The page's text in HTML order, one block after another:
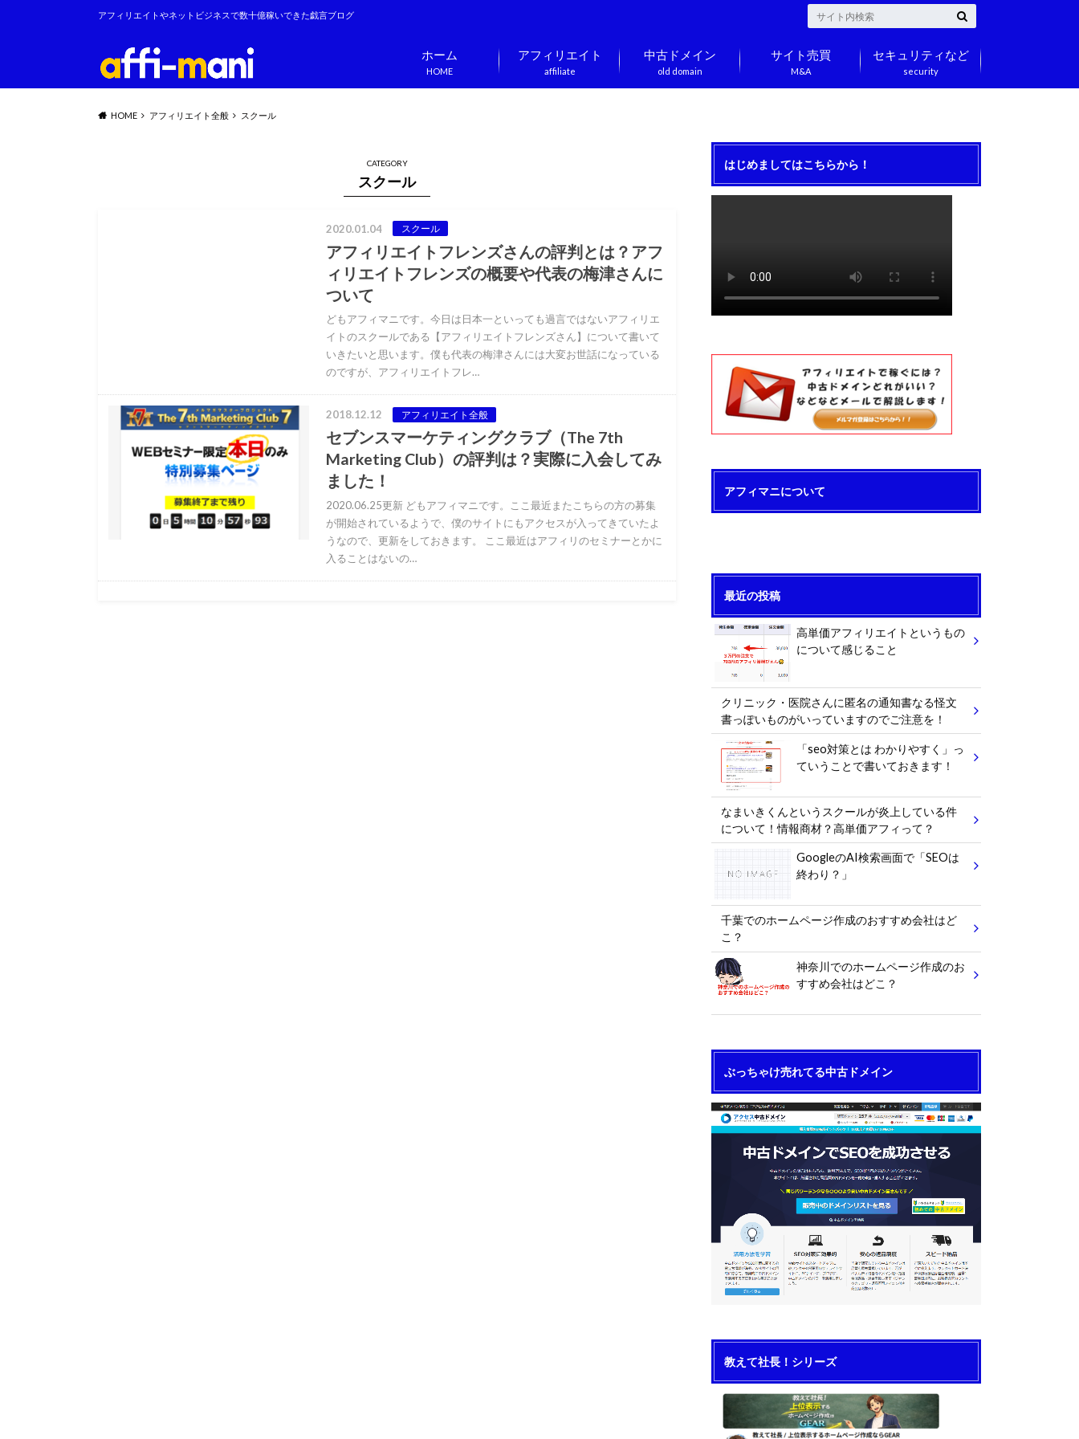
アフィリエイトやネットビジネスで数十億稼いできた戯言ブログ
HOME
ホーム
affiliate
アフィリエイト
old domain
中古ドメイン
M&A
サイト売買
security
セキュリティなど
HOME アフィリエイト全般 スクール
CATEGORY
スクール
2020.01.04 スクール
アフィリエイトフレンズさんの評判とは？アフ
ィリエイトフレンズの概要や代表の梅津さんに
ついて
どもアフィマニです。今日は日本一といっても過言ではないアフィリエ
イトのスクールである【アフィリエイトフレンズさん】について書いて
いきたいと思います。僕も代表の梅津さんには大変お世話になっている
のですが、アフィリエイトフレ…
2018.12.12 アフィリエイト全般
セブンスマーケティングクラブ（The 7th
Marketing Club）の評判は？実際に入会してみ
ました！
2020.06.25更新 どもアフィマニです。ここ最近またこちらの方の募集
が開始されているようで、僕のサイトにもアクセスが入ってきていたよ
うなので、更新をしておきます。 ここ最近はアフィリのセミナーとかに
入ることはないの…
はじめましてはこちらから！
アフィマニについて
最近の投稿
高単価アフィリエイトというもの
について感じること
クリニック・医院さんに匿名の通知書なる怪文
書っぽいものがいっていますのでご注意を！
「seo対策とは わかりやすく」っ
ていうことで書いておきます！
なまいきくんというスクールが炎上している件
について！情報商材？高単価アフィって？
GoogleのAI検索画面で「SEOは
終わり？」
千葉でのホームページ作成のおすすめ会社はど
こ？
神奈川でのホームページ作成のお
すすめ会社はどこ？
ぶっちゃけ売れてる中古ドメイン
教えて社長！シリーズ